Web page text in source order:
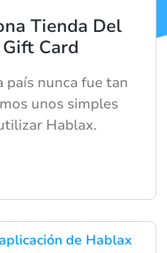
de Hablax
Tienda Del
Card
país nunca fue tan
unos simples
Hablax.